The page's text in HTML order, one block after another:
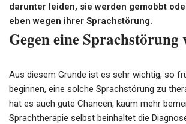
darunter leiden, sie werden gemobbt
eben wegen ihrer Sprachstörung.
Gegen eine Sprachstörung
Aus diesem Grunde ist es sehr wichtig, so
beginnen, eine solche Sprachstörung zu
hat es auch gute Chancen, kaum mehr
Sprachtherapie selbst beinhaltet die